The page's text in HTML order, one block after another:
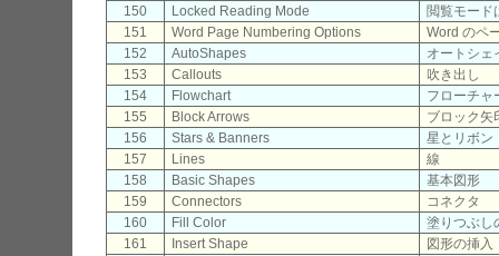
150
Locked Reading Mode
閲覧モード
151
Word Page Numbering Options
Word のペ
152
AutoShapes
オートシェ
153
Callouts
吹き出し
154
Flowchart
フローチャ
155
Block Arrows
ブロック矢
156
Stars & Banners
星とリボン
157
Lines
線
158
Basic Shapes
基本図形
159
Connectors
コネクタ
160
Fill Color
塗りつぶし
161
Insert Shape
図形の挿入